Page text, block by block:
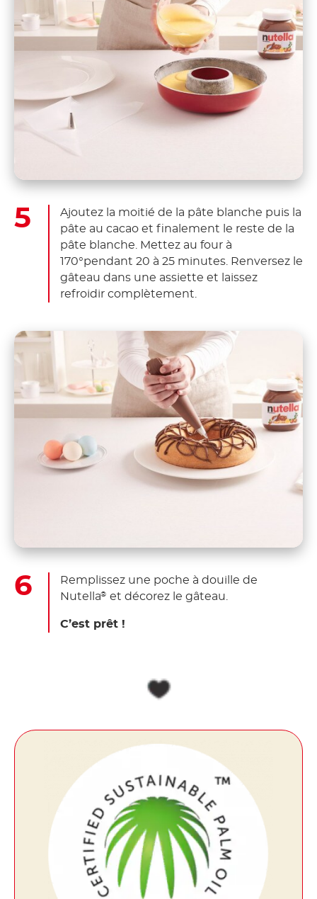
Ajoutez la moitié de la pâte blanche puis la
pâte au cacao et finalement le reste de la
pâte blanche. Mettez au four à
170°pendant 20 à 25 minutes. Renversez le
gâteau dans une assiette et laissez
refroidir complètement.
Remplissez une poche à douille de
Nutella® et décorez le gâteau.
C’est prêt !